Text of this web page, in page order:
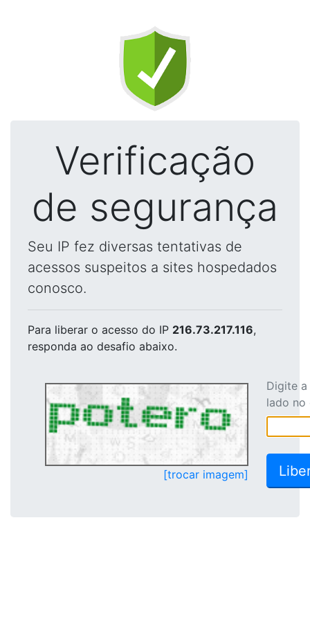
Verificação
de segurança
Seu IP fez diversas tentativas de
acessos suspeitos a sites hospedados
conosco.
Para liberar o acesso do IP 216.73.217.116,
responda ao desafio abaixo.
[trocar imagem]
Digite
lado no